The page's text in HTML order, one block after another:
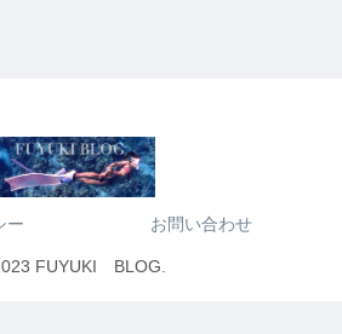
ー お問い合わせ
FUYUKI BLOG.